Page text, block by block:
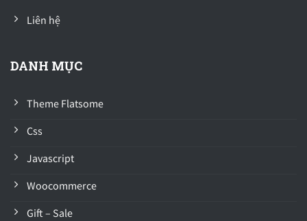
Liên hệ
DANH MỤC
Theme Flatsome
Css
Javascript
Woocommerce
Gift – Sale